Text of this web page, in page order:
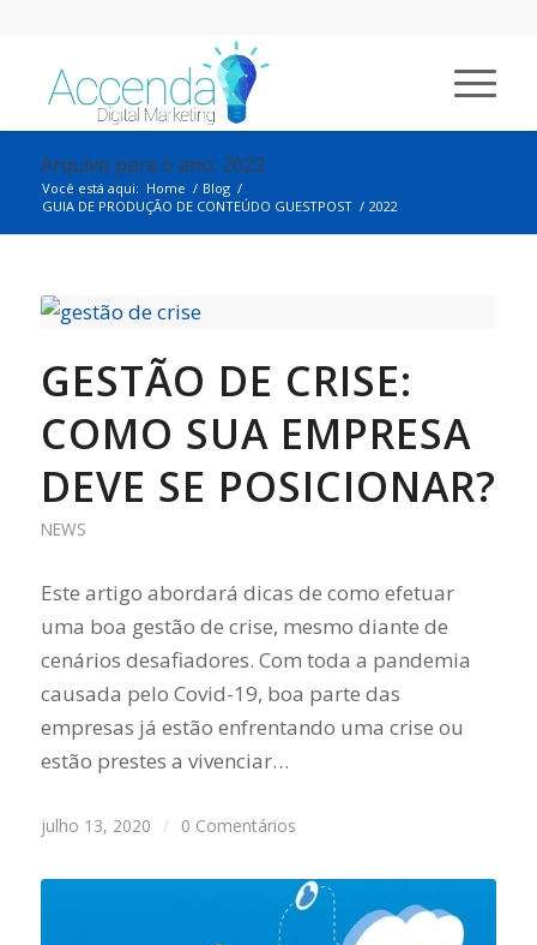
Arquivo para o ano: 2022
Você está aqui: Home / Blog /
GUIA DE PRODUÇÃO DE CONTEÚDO GUESTPOST / 2022
GESTÃO DE CRISE:
COMO SUA EMPRESA
DEVE SE POSICIONAR?
NEWS
Este artigo abordará dicas de como efetuar
uma boa gestão de crise, mesmo diante de
cenários desafiadores. Com toda a pandemia
causada pelo Covid-19, boa parte das
empresas já estão enfrentando uma crise ou
estão prestes a vivenciar…
julho 13, 2020 / 0 Comentários